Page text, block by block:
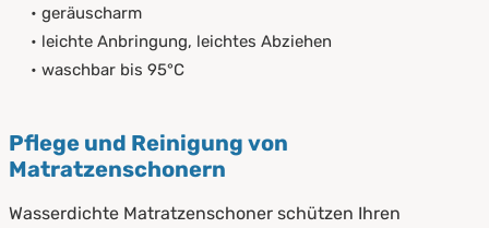
• geräuscharm
• leichte Anbringung, leichtes Abziehen
• waschbar bis 95°C
Pflege und Reinigung von
Matratzenschonern
Wasserdichte Matratzenschoner schützen Ihren